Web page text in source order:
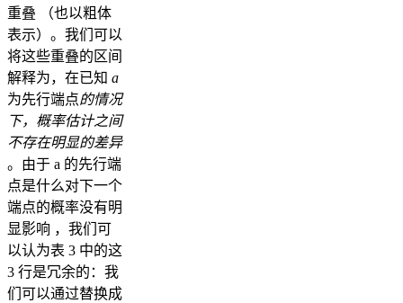
重叠 （也以粗体
表示）。我们可以
将这些重叠的区间
解释为，在已知 a
为先行端点的情况
下，概率估计之间
不存在明显的差异
。由于 a 的先行端
点是什么对下一个
端点的概率没有明
显影响 ，我们可
以认为表 3 中的这
3 行是冗余的：我
们可以通过替换成